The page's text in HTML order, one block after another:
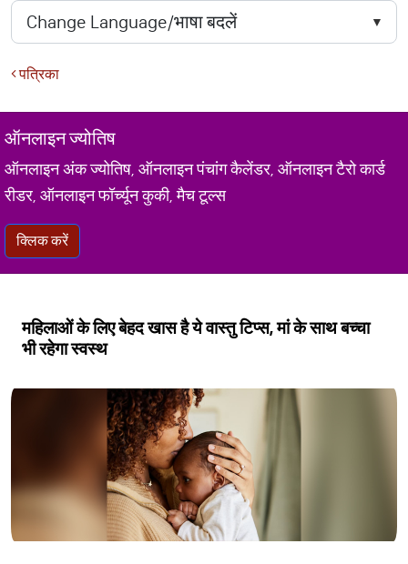
पत्रिका
ऑनलाइन ज्योतिष
ऑनलाइन अंक ज्योतिष, ऑनलाइन पंचांग कैलेंडर, ऑनलाइन टैरो कार्ड
रीडर, ऑनलाइन फॉर्च्यून कुकी, मैच टूल्स
क्लिक करें
महिलाओं के लिए बेहद खास है ये वास्तु टिप्स, मां के साथ बच्चा
भी रहेगा स्वस्थ